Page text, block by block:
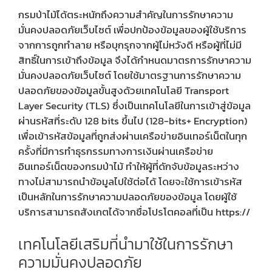
กรมป่าไม้ได้ตระหนักถึงความสำคัญในการรักษาความ
มั่นคงปลอดภัยเว็บไซต์ เพื่อปกป้องข้อมูลของผู้ใช้บริการ
จากการถูกทำลาย หรือบุกรุกจากผู้ไม่หวังดี หรือผู้ที่ไม่มี
สิทธิ์ในการเข้าถึงข้อมูล จึงได้กำหนดมาตรการรักษาความ
มั่นคงปลอดภัยเว็บไซต์ โดยใช้มาตรฐานการรักษาความ
ปลอดภัยของข้อมูลขั้นสูงด้วยเทคโนโลยี Transport
Layer Security (TLS) ซึ่งเป็นเทคโนโลยีในการเข้าสู่ข้อมูล
ผ่านรหัสที่ระดับ 128 bits ขึ้นไป (128-bits+ Encryption)
เพื่อเข้ารหัสข้อมูลที่ถูกส่งผ่านเครือข่ายอินเทอร์เน็ตในทุก
ครั้งที่มีการทำธุรกรรมทางการเงินผ่านเครือข่าย
อินเทอร์เน็ตของกรมป่าไม้ ทำให้ผู้ที่ดักจับข้อมูลระหว่าง
ทางไม่สามารถนำข้อมูลไปใช้ต่อได้ โดยจะใช้การเข้ารหัส
เป็นหลักในการรักษาความปลอดภัยของข้อมูล โดยผู้ใช้
บริการสามารถสังเกตได้จากชื่อโปรโตคอลที่เป็น https://
เทคโนโลยีเสริมที่นำมาใช้ในการรักษา
ความมั่นคงปลอดภัย